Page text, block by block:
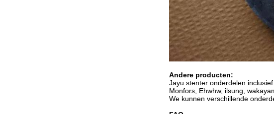
Andere producten:
Jayu stenter onderdelen
Monfors, Ehwhw, ilsung,
We kunnen verschillende